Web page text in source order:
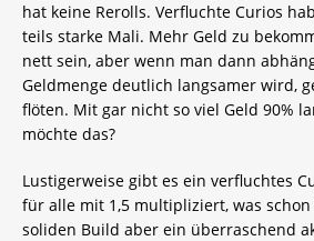
hat keine Rerolls. Verfluchte Curios
teils starke Mali. Mehr Geld zu
nett sein, aber wenn man dann
Geldmenge deutlich langsamer wird,
flöten. Mit gar nicht so viel Geld 90%
möchte das?
Lustigerweise gibt es ein verfluchtes
für alle mit 1,5 multipliziert, was
soliden Build aber ein überraschend